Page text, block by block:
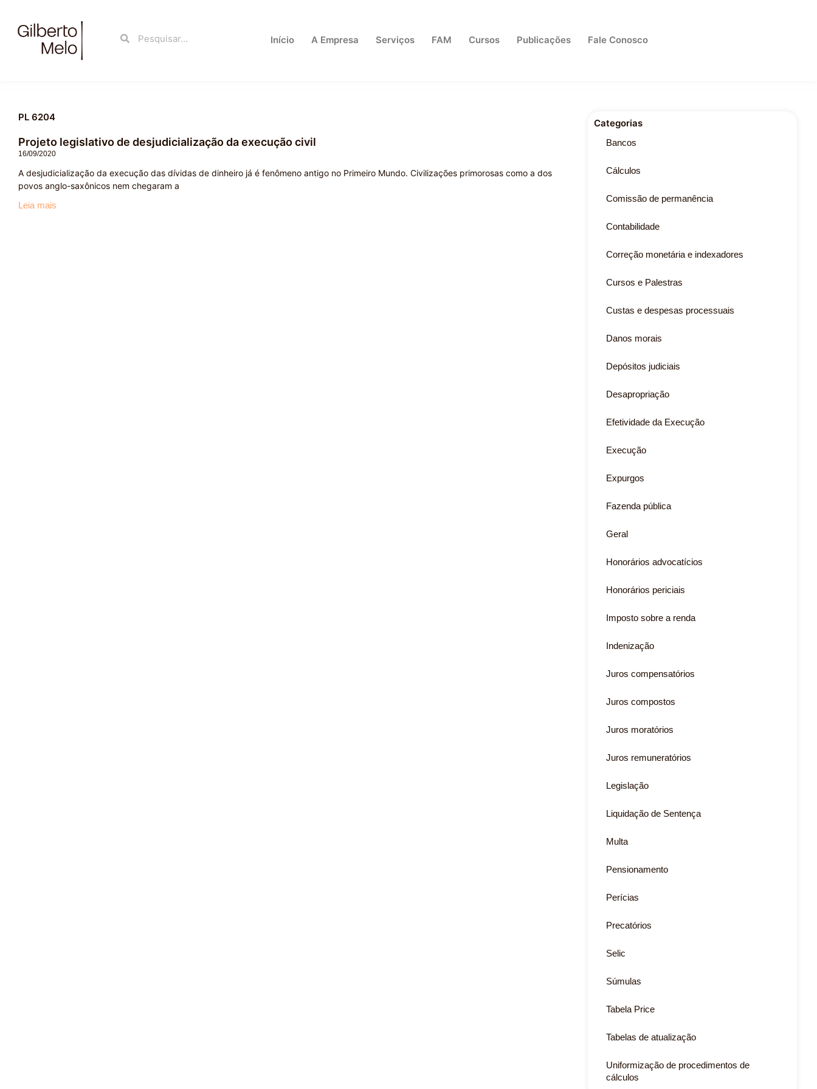
SearchSearch
Início A Empresa Serviços FAM Cursos Publicações Fale Conosco
PL 6204
Projeto legislativo de desjudicialização da execução civil
16/09/2020
A desjudicialização da execução das dívidas de dinheiro já é fenômeno antigo no Primeiro Mundo. Civilizações primorosas como a dos
povos anglo-saxônicos nem chegaram a
Leia mais
Categorias
Bancos
Cálculos
Comissão de permanência
Contabilidade
Correção monetária e indexadores
Cursos e Palestras
Custas e despesas processuais
Danos morais
Depósitos judiciais
Desapropriação
Efetividade da Execução
Execução
Expurgos
Fazenda pública
Geral
Honorários advocatícios
Honorários periciais
Imposto sobre a renda
Indenização
Juros compensatórios
Juros compostos
Juros moratórios
Juros remuneratórios
Legislação
Liquidação de Sentença
Multa
Pensionamento
Perícias
Precatórios
Selic
Súmulas
Tabela Price
Tabelas de atualização
Uniformização de procedimentos de
cálculos